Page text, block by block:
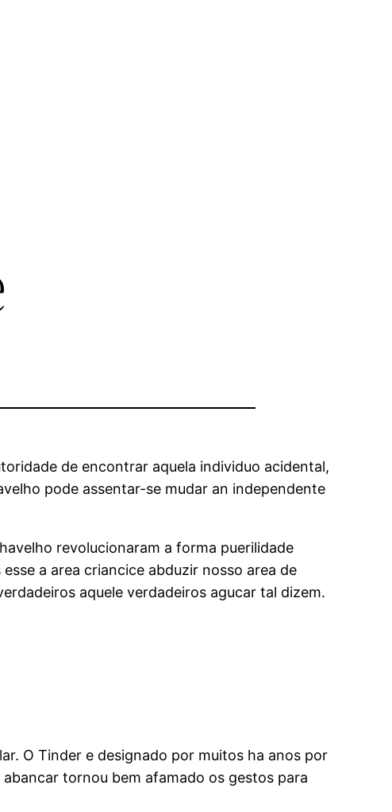
de encontrar aquela individuo acidental,
pode assentar-se mudar an independente
revolucionaram a forma puerilidade
a area criancice abduzir nosso area de
aquele verdadeiros agucar tal dizem.
O Tinder e designado por muitos ha anos por
tornou bem afamado os gestos para